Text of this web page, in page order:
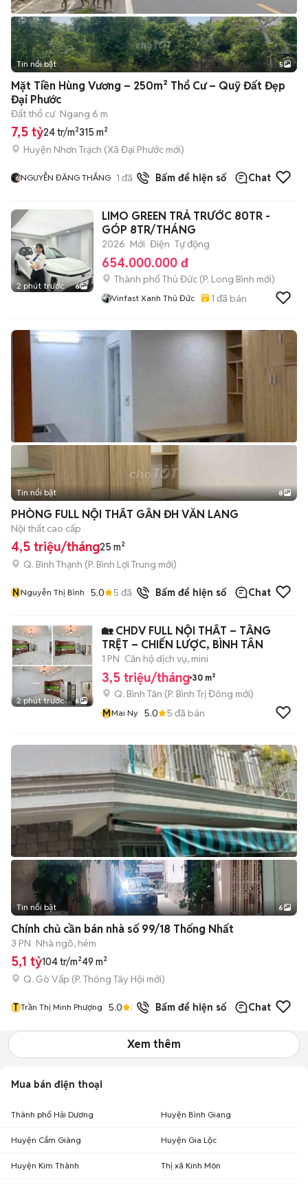
Tin nổi bật 5
Mặt Tiền Hùng Vương – 250m² Thổ Cư – Quỹ Đất Đẹp
Đại Phước
Đất thổ cư Ngang 6 m
7,5 tỷ24 tr/m²315 m²
Huyện Nhơn Trạch (Xã Đại Phước mới)
NGUYỄN ĐĂNG THẮNG 1 đã bán Bấm để hiện số Chat
2 phút trước 6
LIMO GREEN TRẢ TRƯỚC 80TR -
GÓP 8TR/THÁNG
2026 Mới Điện Tự động
654.000.000 đ
Thành phố Thủ Đức (P. Long Bình mới)
Vinfast Xanh Thủ Đức 1 đã bán
+2
Tin nổi bật 8
PHÒNG FULL NỘI THẤT GẦN ĐH VĂN LANG
Nội thất cao cấp
4,5 triệu/tháng25 m²
Q. Bình Thạnh (P. Bình Lợi Trung mới)
NNguyễn Thị Bình 5.0 5 đã bán Bấm để hiện số Chat
2 phút trước 6
🏡 CHDV FULL NỘI THẤT – TẦNG
TRỆT – CHIẾN LƯỢC, BÌNH TÂN
1 PN Căn hộ dịch vụ, mini
3,5 triệu/tháng 30 m²
Q. Bình Tân (P. Bình Trị Đông mới)
MMai Ny 5.0 5 đã bán
+2
Tin nổi bật 6
Chính chủ cần bán nhà số 99/18 Thống Nhất
3 PN Nhà ngõ, hẻm
5,1 tỷ104 tr/m²49 m²
Q. Gò Vấp (P. Thông Tây Hội mới)
T Trần Thị Minh Phượng 5.0 3 đã bánBấm để hiện số Chat
Xem thêm
Mua bán điện thoại
Thành phố Hải Dương Huyện Bình Giang
Huyện Cẩm Giàng Huyện Gia Lộc
Huyện Kim Thành Thị xã Kinh Môn